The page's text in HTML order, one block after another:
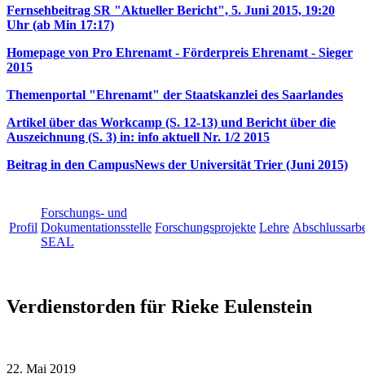
Fernsehbeitrag SR "Aktueller Bericht", 5. Juni 2015, 19:20
Uhr (ab Min 17:17)
Homepage von Pro Ehrenamt - Förderpreis Ehrenamt - Sieger
2015
Themenportal "Ehrenamt" der Staatskanzlei des Saarlandes
Artikel über das Workcamp (S. 12-13) und Bericht über die
Auszeichnung (S. 3) in: info aktuell Nr. 1/2 2015
Beitrag in den CampusNews der Universität Trier (Juni 2015)
Profil
Forschungs- und
Dokumentationsstelle
SEAL
Forschungsprojekte Lehre
Verdienstorden für Rieke Eulenstein
22. Mai 2019